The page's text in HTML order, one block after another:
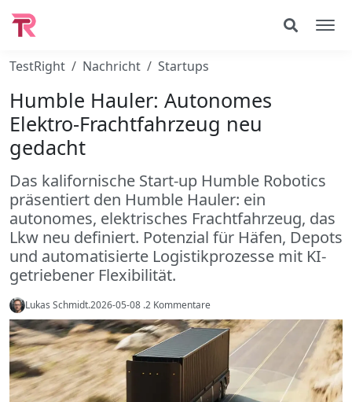
TestRight Nachricht Startups
Humble Hauler: Autonomes
Elektro-Frachtfahrzeug neu
gedacht
Das kalifornische Start-up Humble Robotics
präsentiert den Humble Hauler: ein
autonomes, elektrisches Frachtfahrzeug, das
Lkw neu definiert. Potenzial für Häfen, Depots
und automatisierte Logistikprozesse mit KI-
getriebener Flexibilität.
Lukas Schmidt.2026-05-08 .2 Kommentare